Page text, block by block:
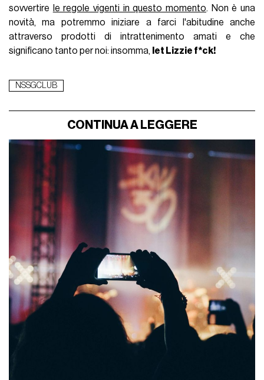
sovvertire
le regole vigenti in questo momento. Non è una
novità, ma potremmo iniziare a farci l'abitudine anche
attraverso prodotti di intrattenimento amati e che
significano tanto per noi: insomma, let Lizzie f*ck!
NSSGCLUB
CONTINUA A LEGGERE